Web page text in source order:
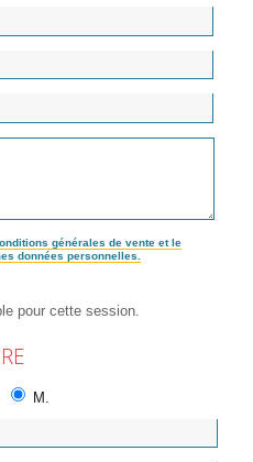
générales de vente et le
données personnelles.
pour cette session.
M.